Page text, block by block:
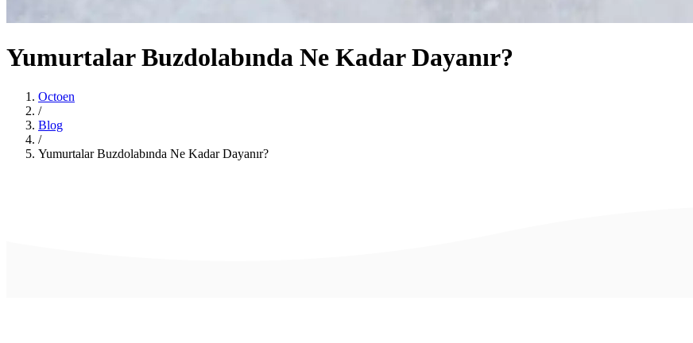
Yumurtalar Buzdolabında Ne Kadar Dayanır?
Octoen
/
Blog
/
Yumurtalar Buzdolabında Ne Kadar Dayanır?